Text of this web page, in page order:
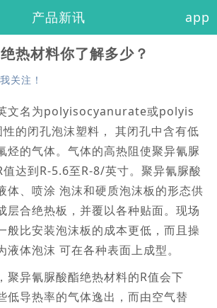
产品新讯 app
热材料你了解多少？
关注！
文名为polyisocyanurate或polyis
的闭孔泡沫塑料， 其闭孔中含有低
烃的气体。气体的高热阻使聚异氰脲
达到R-5.6至R-8/英寸。聚异氰脲酸
体、喷涂 泡沫和硬质泡沫板的形态供
层合绝热板，并覆以各种贴面。现场
般比安装泡沫板的成本更低，而且操
液体泡沫 可在各种表面上成型。
聚异氰脲酸酯绝热材料的R值会下
低导热率的气体逸出，而由空气替